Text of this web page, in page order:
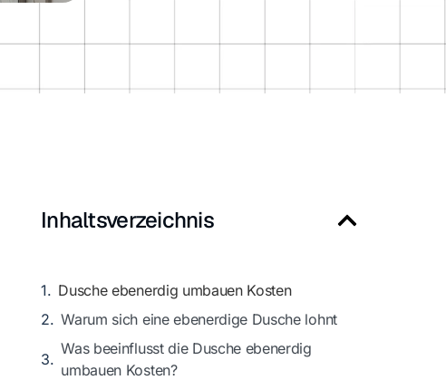
Inhaltsverzeichnis
Dusche ebenerdig umbauen Kosten
Warum sich eine ebenerdige Dusche lohnt
Was beeinflusst die Dusche ebenerdig
umbauen Kosten?